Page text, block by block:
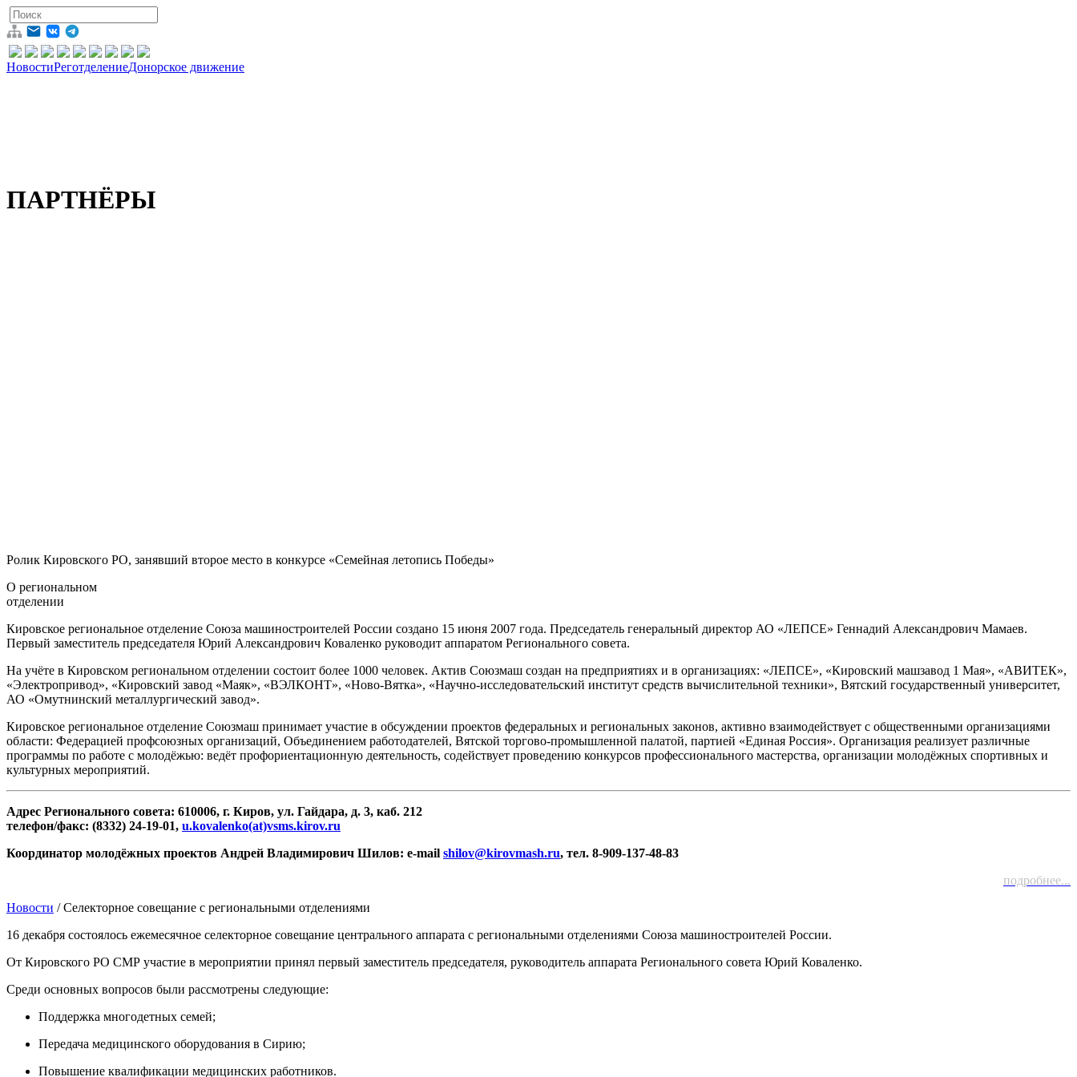
НовостиРеготделениеДонорское движение
ПАРТНЁРЫ
Ролик Кировского РО, занявший второе место в конкурсе «Семейная летопись Победы»
О региональном
отделении
Кировское региональное отделение Союза машиностроителей России создано 15 июня 2007 года. Председатель генеральный директор АО «ЛЕПСЕ» Геннадий Александрович Мамаев.
Первый заместитель председателя Юрий Александрович Коваленко руководит аппаратом Регионального совета.
На учёте в Кировском региональном отделении состоит более 1000 человек. Актив Союзмаш создан на предприятиях и в организациях: «ЛЕПСЕ», «Кировский машзавод 1 Мая», «АВИТЕК»,
«Электропривод», «Кировский завод «Маяк», «ВЭЛКОНТ», «Ново-Вятка», «Научно-исследовательский институт средств вычислительной техники», Вятский государственный университет,
АО «Омутнинский металлургический завод».
Кировское региональное отделение Союзмаш принимает участие в обсуждении проектов федеральных и региональных законов, активно взаимодействует с общественными организациями
области: Федерацией профсоюзных организаций, Объединением работодателей, Вятской торгово-промышленной палатой, партией «Единая Россия». Организация реализует различные
программы по работе с молодёжью: ведёт профориентационную деятельность, содействует проведению конкурсов профессионального мастерства, организации молодёжных спортивных и
культурных мероприятий.
Адрес Регионального совета: 610006, г. Киров, ул. Гайдара, д. 3, каб. 212
телефон/факс: (8332) 24-19-01, u.kovalenko(at)vsms.kirov.ru
Координатор молодёжных проектов Андрей Владимирович Шилов: e-mail shilov@kirovmash.ru, тел. 8-909-137-48-83
подробнее...
Новости / Селекторное совещание с региональными отделениями
16 декабря состоялось ежемесячное селекторное совещание центрального аппарата с региональными отделениями Союза машиностроителей России.
От Кировского РО СМР участие в мероприятии принял первый заместитель председателя, руководитель аппарата Регионального совета Юрий Коваленко.
Среди основных вопросов были рассмотрены следующие:
Поддержка многодетных семей;
Передача медицинского оборудования в Сирию;
Повышение квалификации медицинских работников.